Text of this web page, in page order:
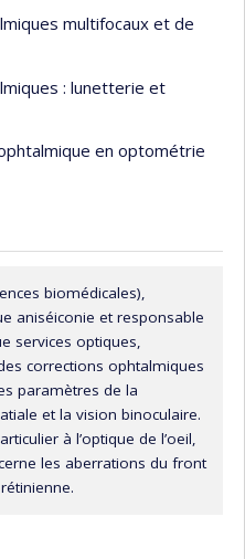
multifocaux et de
: lunetterie et
en optométrie
biomédicales),
aniséiconie et responsable
services optiques,
corrections ophtalmiques
paramètres de la
et la vision binoculaire.
à l’optique de l’oeil,
les aberrations du front